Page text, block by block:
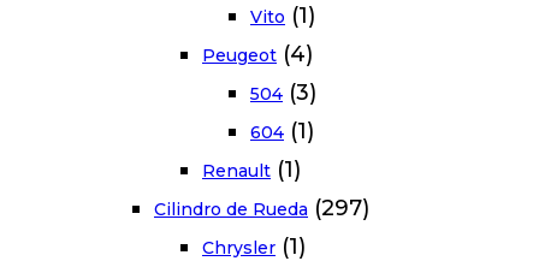
Vito (1)
Peugeot (4)
504 (3)
604 (1)
Renault (1)
Cilindro de Rueda (297)
Chrysler (1)